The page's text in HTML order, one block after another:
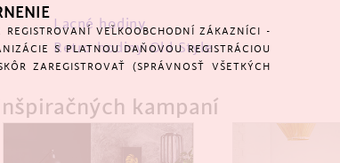
Lacné hodiny
Retro hodiny Old Style
kampaní
VEĽKOOBCHODNÍ ZÁKAZNÍCI -
S PLATNOU DAŇOVOU REGISTRÁCIOU
ZAREGISTROVAŤ (SPRÁVNOSŤ VŠETKÝCH